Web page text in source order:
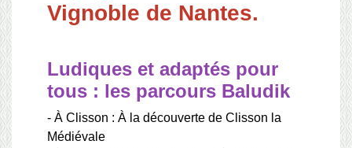
Vignoble de Nantes.
Ludiques et adaptés pour
tous : les parcours Baludik
- À Clisson : À la découverte de Clisson la
Médiévale